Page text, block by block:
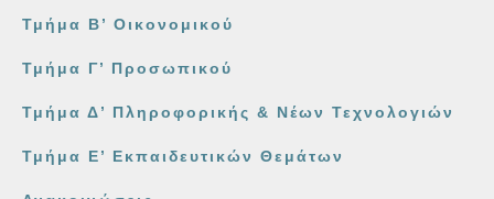
Τμήμα Β’ Οικονομικού
Τμήμα Γ’ Προσωπικού
Τμήμα Δ’ Πληροφορικής & Νέων Τεχνολογιών
Τμήμα Ε’ Εκπαιδευτικών Θεμάτων